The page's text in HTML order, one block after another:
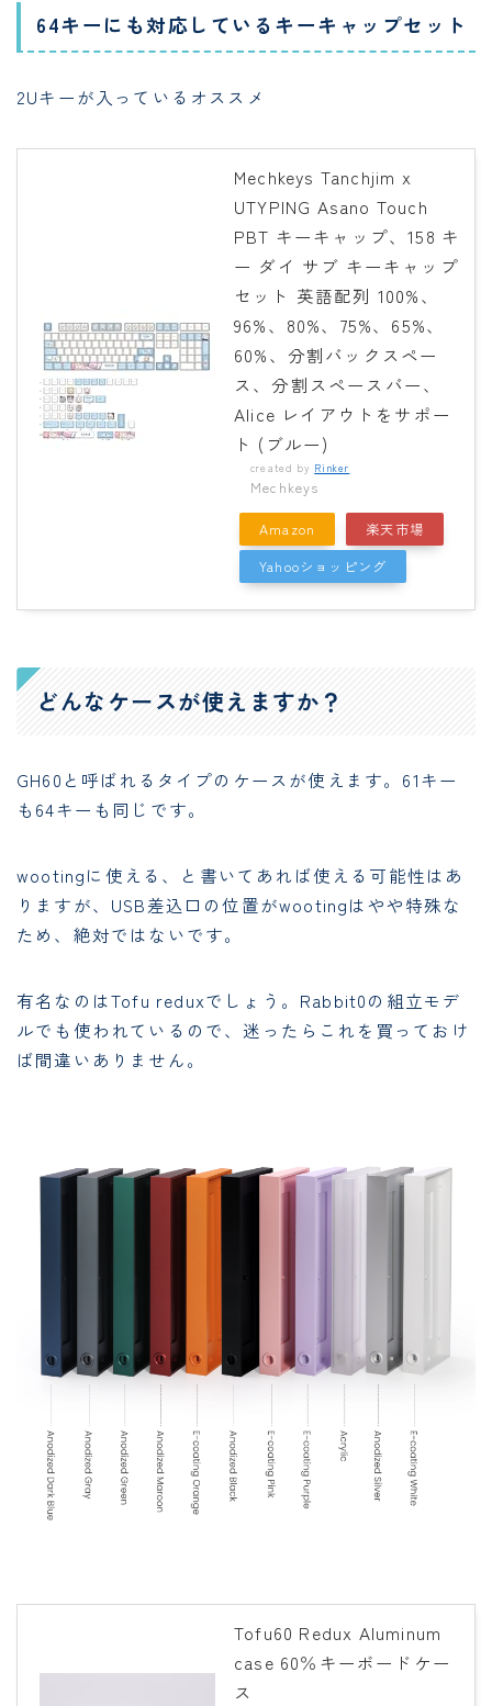
64キーにも対応しているキーキャップセット
2Uキーが入っているオススメ
Mechkeys Tanchjim x
UTYPING Asano Touch
PBT キーキャップ、158 キ
ー ダイ サブ キーキャップ
セット 英語配列 100%、
96%、80%、75%、65%、
60%、分割バックスペー
ス、分割スペースバー、
Alice レイアウトをサポー
ト (ブルー)
created by Rinker
Mechkeys
Amazon
楽天市場
Yahooショッピング
どんなケースが使えますか？
GH60と呼ばれるタイプのケースが使えます。61キー
も64キーも同じです。
wootingに使える、と書いてあれば使える可能性はあ
りますが、USB差込口の位置がwootingはやや特殊な
ため、絶対ではないです。
有名なのはTofu reduxでしょう。Rabbit0の組立モデ
ルでも使われているので、迷ったらこれを買っておけ
ば間違いありません。
Tofu60 Redux Aluminum
case 60％キーボードケー
ス